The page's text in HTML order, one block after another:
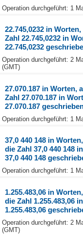
Operation durchgeführt: 1
22.745,0232 in
Zahl 22.745,0232 in
22.745,0232
Operation durchgeführt: 2
(GMT)
27.070.187 in Worten,
Zahl 27.070.187 in
27.070.187
Operation durchgeführt: 1
37,0 440 148 in
die Zahl 37,0 440 148
37,0 440 148
Operation durchgeführt: 1
1.255.483,06 in
die Zahl 1.255.483,06
1.255.483,06
Operation durchgeführt: 2
(GMT)